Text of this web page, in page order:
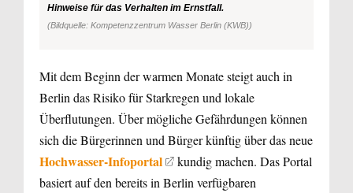
Hinweise für das Verhalten im Ernstfall.
(Bildquelle: Kompetenzzentrum Wasser Berlin (KWB))
Mit dem Beginn der warmen Monate steigt auch in
Berlin das Risiko für Starkregen und lokale
Überflutungen. Über mögliche Gefährdungen können
sich die Bürgerinnen und Bürger künftig über das neue
Hochwasser-Infoportal
kundig machen. Das Portal
basiert auf den bereits in Berlin verfügbaren